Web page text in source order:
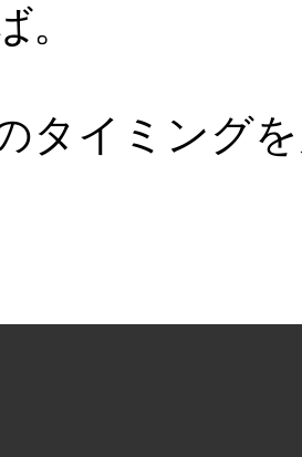
。
タイミング